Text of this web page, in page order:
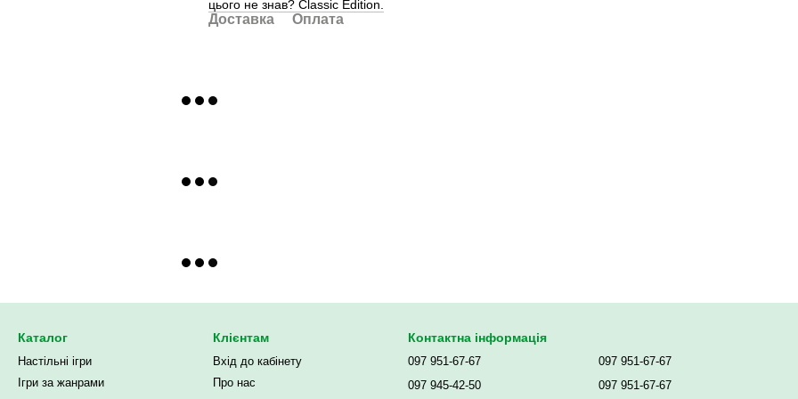
цього не знав? Classic Edition.
Доставка Оплата
Каталог
Настільні ігри
Ігри за жанрами
Клієнтам
Вхід до кабінету
Про нас
Контактна інформація
097 951-67-67
097 945-42-50
097 951-67-67
097 951-67-67